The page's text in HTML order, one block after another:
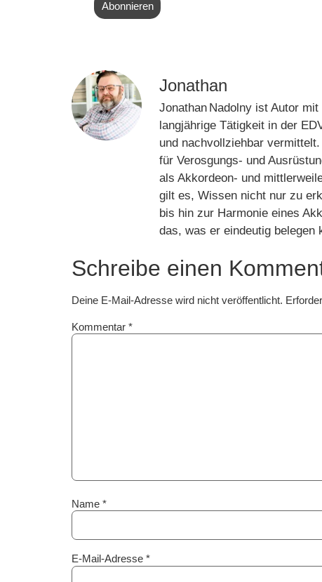
Jonathan
Jonathan Nadolny ist Autor
langjährige Tätigkeit in der
und nachvollziehbar
für Verosgungs- und
als Akkordeon‑ und
gilt es, Wissen nicht nur zu
bis hin zur Harmonie eines
das, was er eindeutig belegen
Schreibe einen
Deine E-Mail-Adresse wird nicht veröffentlicht.
Kommentar *
Name *
E-Mail-Adresse *